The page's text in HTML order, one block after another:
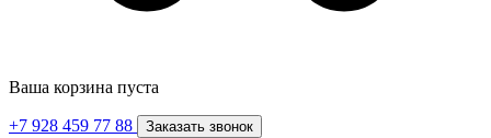
Ваша корзина пуста
+7 928 459 77 88 Заказать звонок